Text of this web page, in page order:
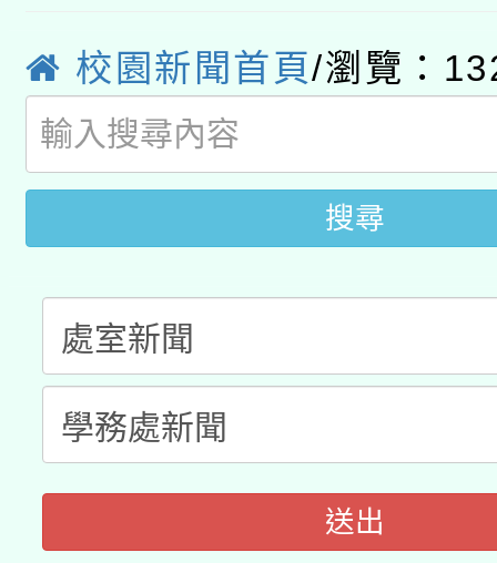
薪期間赴陸應申請許可
轉知經濟部水利署委託
業技術研究院辦理「
用水績優單位及節水達
115年8月22日(星期六
桃園市孔廟祈福系列
開 智慧啟航」
2026年桃園地景藝術
校園新聞首頁/瀏覽：
搜尋
送出